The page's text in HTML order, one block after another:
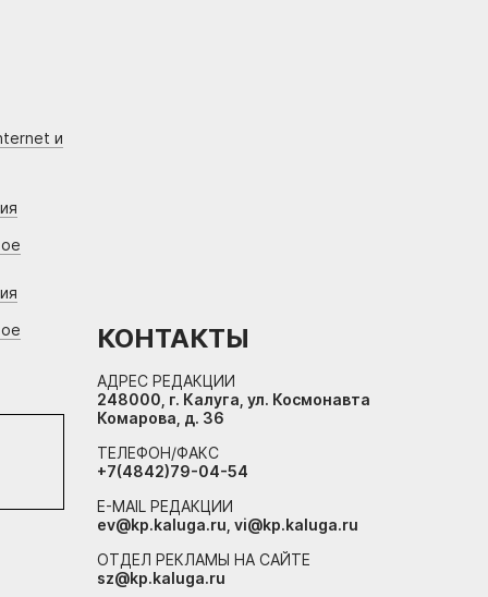
и
КОНТАКТЫ
АДРЕС РЕДАКЦИИ
248000, г. Калуга, ул. Космонавта
Комарова, д. 36
ТЕЛЕФОН/ФАКС
+7(4842)79-04-54
E-MAIL РЕДАКЦИИ
ev@kp.kaluga.ru, vi@kp.kaluga.ru
ОТДЕЛ РЕКЛАМЫ НА САЙТЕ
sz@kp.kaluga.ru